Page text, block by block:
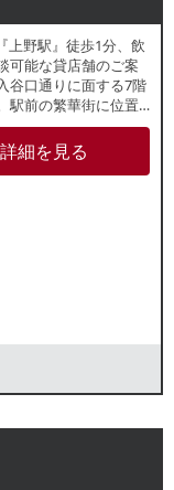
上野駅』徒歩1分、飲
可能な貸店舗のご案
谷口通りに面する7階
駅前の繁華街に位置
め、安定した集客が
す。諸条件等、お気
せください。
詳細を見る